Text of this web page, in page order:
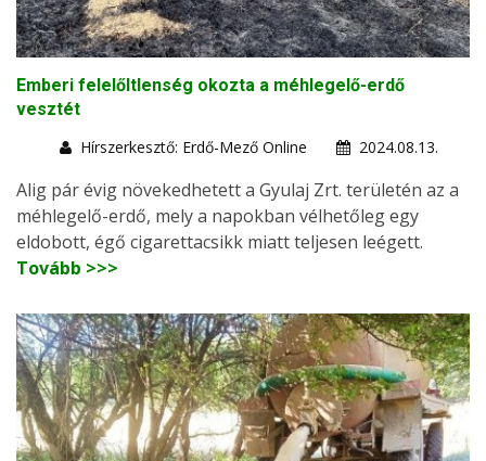
Emberi felelőltlenség okozta a méhlegelő-erdő
vesztét
Hírszerkesztő: Erdő-Mező Online
2024.08.13.
Alig pár évig növekedhetett a Gyulaj Zrt. területén az a
méhlegelő-erdő, mely a napokban vélhetőleg egy
eldobott, égő cigarettacsikk miatt teljesen leégett.
Tovább >>>